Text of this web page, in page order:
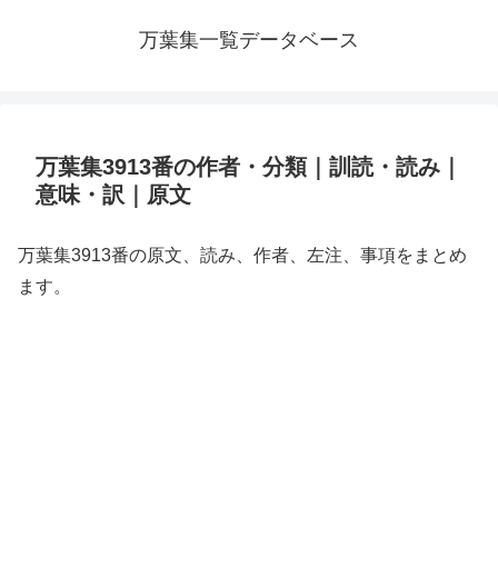
万葉集一覧データベース
万葉集3913番の作者・分類｜訓読・読み｜
意味・訳｜原文
万葉集3913番の原文、読み、作者、左注、事項をまとめ
ます。